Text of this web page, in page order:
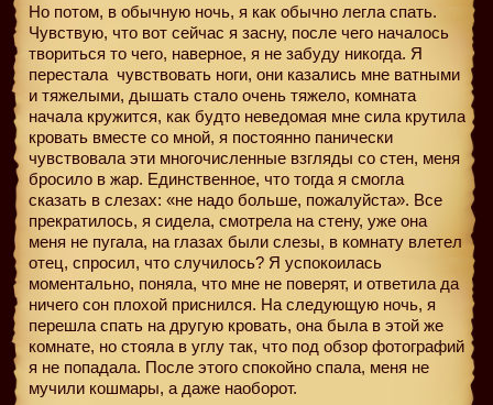
Но потом, в обычную ночь, я как обычно легла спать.
Чувствую, что вот сейчас я засну, после чего началось
твориться то чего, наверное, я не забуду никогда. Я
перестала чувствовать ноги, они казались мне ватными
и тяжелыми, дышать стало очень тяжело, комната
начала кружится, как будто неведомая мне сила крутила
кровать вместе со мной, я постоянно панически
чувствовала эти многочисленные взгляды со стен, меня
бросило в жар. Единственное, что тогда я смогла
сказать в слезах: «не надо больше, пожалуйста». Все
прекратилось, я сидела, смотрела на стену, уже она
меня не пугала, на глазах были слезы, в комнату влетел
отец, спросил, что случилось? Я успокоилась
моментально, поняла, что мне не поверят, и ответила да
ничего сон плохой приснился. На следующую ночь, я
перешла спать на другую кровать, она была в этой же
комнате, но стояла в углу так, что под обзор фотографий
я не попадала. После этого спокойно спала, меня не
мучили кошмары, а даже наоборот.